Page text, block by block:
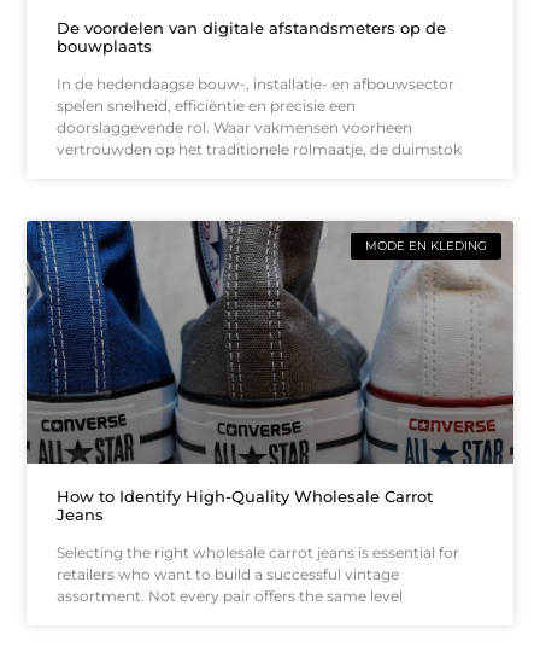
De voordelen van digitale afstandsmeters op de
bouwplaats
In de hedendaagse bouw-, installatie- en afbouwsector
spelen snelheid, efficiëntie en precisie een
doorslaggevende rol. Waar vakmensen voorheen
vertrouwden op het traditionele rolmaatje, de duimstok
MODE EN KLEDING
How to Identify High-Quality Wholesale Carrot
Jeans
Selecting the right wholesale carrot jeans is essential for
retailers who want to build a successful vintage
assortment. Not every pair offers the same level